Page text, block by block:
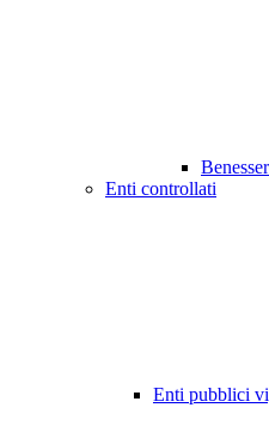
Enti controllati
Enti pubblici